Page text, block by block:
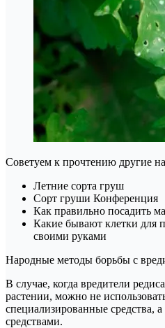
Советуем к прочтению другие
Летние сорта груш
Сорт груши Конференция
Как правильно посадить
Какие бывают клетки для
своими руками
Народные методы борьбы с
В случае, когда вредители
растении, можно не
специализированные средства,
средствами.